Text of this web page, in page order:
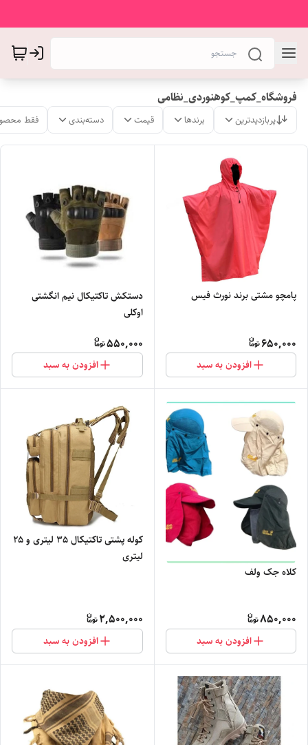
فروشگاه_کمپ_کوهنوردی_نظامی
پربازدیدترین برندها قیمت دسته‌بندی فقط
پامچو مشتی برند نورث فیس
650,000
افزودن به سبد
دستکش تاکتیکال نیم انگشتی
اوکلی
550,000
افزودن به سبد
کلاه جک ولف
850,000
افزودن به سبد
کوله پشتی تاکتیکال 35 لیتری و 25
لیتری
2,500,000
افزودن به سبد